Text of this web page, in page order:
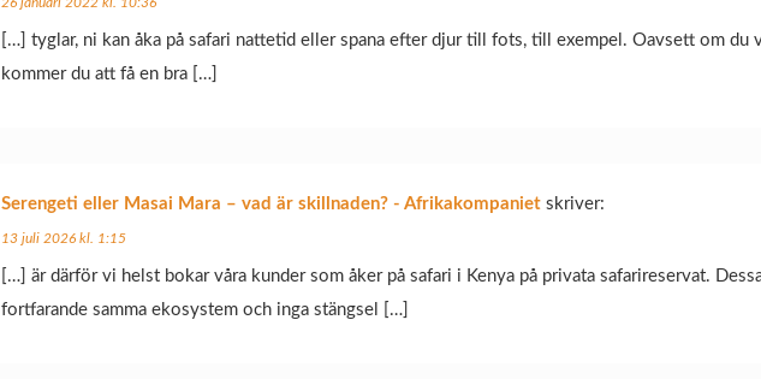
[…] tyglar, ni kan åka på safari nattetid eller spana efter djur till fots, till exempel. Oavsett om du
kommer du att få en bra […]
Serengeti eller Masai Mara – vad är skillnaden? - Afrikakompaniet skriver:
13 juli 2026 kl. 1:15
[…] är därför vi helst bokar våra kunder som åker på safari i Kenya på privata safarireservat.
fortfarande samma ekosystem och inga stängsel […]